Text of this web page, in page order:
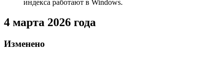
индекса работают в Windows.
4 марта 2026 года
Изменено